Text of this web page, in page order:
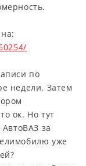
по
недели. Затем
ок. Но тут
АвтоВАЗ за
уже